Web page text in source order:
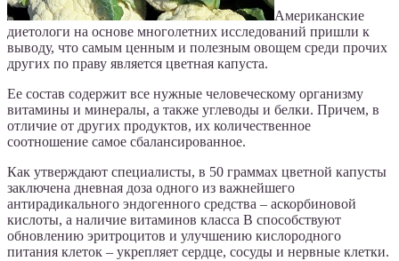
Американские
диетологи на основе многолетних исследований пришли к
выводу, что самым ценным и полезным овощем среди прочих
других по праву является цветная капуста.
Ее состав содержит все нужные человеческому организму
витамины и минералы, а также углеводы и белки. Причем, в
отличие от других продуктов, их количественное
соотношение самое сбалансированное.
Как утверждают специалисты, в 50 граммах цветной капусты
заключена дневная доза одного из важнейшего
антирадикального эндогенного средства – аскорбиновой
кислоты, а наличие витаминов класса B способствуют
обновлению эритроцитов и улучшению кислородного
питания клеток – укрепляет сердце, сосуды и нервные клетки.